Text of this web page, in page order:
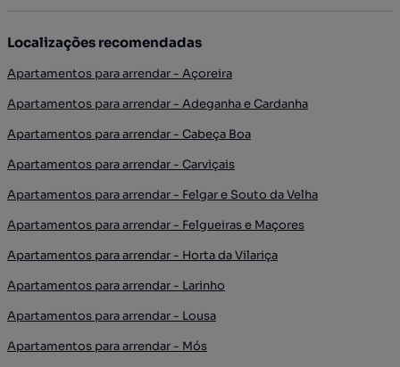
Localizações recomendadas
Apartamentos para arrendar - Açoreira
Apartamentos para arrendar - Adeganha e Cardanha
Apartamentos para arrendar - Cabeça Boa
Apartamentos para arrendar - Carviçais
Apartamentos para arrendar - Felgar e Souto da Velha
Apartamentos para arrendar - Felgueiras e Maçores
Apartamentos para arrendar - Horta da Vilariça
Apartamentos para arrendar - Larinho
Apartamentos para arrendar - Lousa
Apartamentos para arrendar - Mós